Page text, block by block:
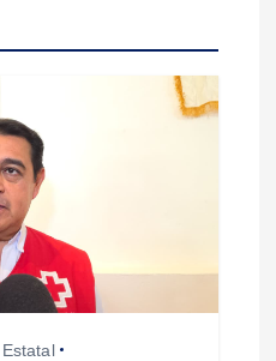
Estatal